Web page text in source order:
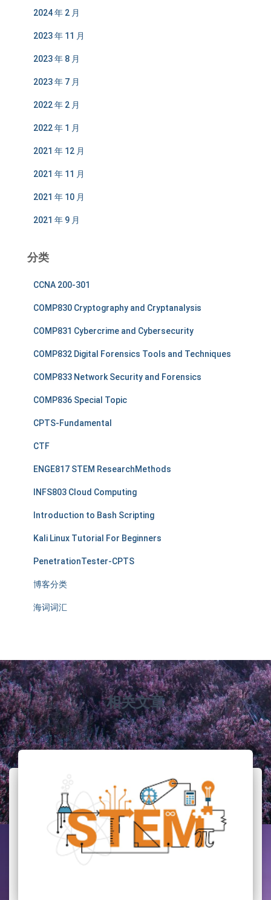
2024 年 2 月
2023 年 11 月
2023 年 8 月
2023 年 7 月
2022 年 2 月
2022 年 1 月
2021 年 12 月
2021 年 11 月
2021 年 10 月
2021 年 9 月
分类
CCNA 200-301
COMP830 Cryptography and Cryptanalysis
COMP831 Cybercrime and Cybersecurity
COMP832 Digital Forensics Tools and Techniques
COMP833 Network Security and Forensics
COMP836 Special Topic
CPTS-Fundamental
CTF
ENGE817 STEM ResearchMethods
INFS803 Cloud Computing
Introduction to Bash Scripting
Kali Linux Tutorial For Beginners
PenetrationTester-CPTS
博客分类
海词词汇
相关文章